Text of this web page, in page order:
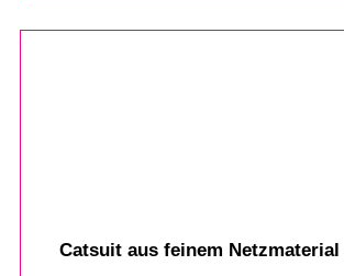
Catsuit aus feinem Netzmaterial